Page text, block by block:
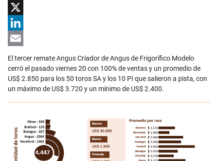
Facebook
X
LinkedIn
Email
El tercer remate Angus Criador de Angus de Frigorífico Modelo
cerró el pasado viernes 20 con 100% de ventas y un promedio de
US$ 2.850 para los 50 toros SA y los 10 PI que salieron a pista, con
un máximo de US$ 3.720 y un mínimo de US$ 2.400.